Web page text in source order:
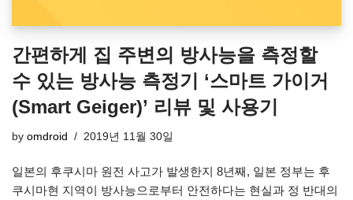
간편하게 집 주변의 방사능을 측정할
수 있는 방사능 측정기 ‘스마트 가이거
(Smart Geiger)’ 리뷰 및 사용기
by omdroid 2019년 11월 30일
일본의 후쿠시마 원전 사고가 발생한지 8년째, 일본 정부는 후
쿠시마현 지역이 방사능으로부터 안전하다는 현실과 정 반대의